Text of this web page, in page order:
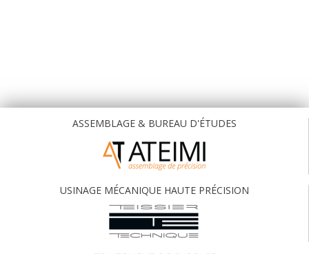
ASSEMBLAGE & BUREAU D'ÉTUDES
USINAGE MÉCANIQUE HAUTE PRÉCISION